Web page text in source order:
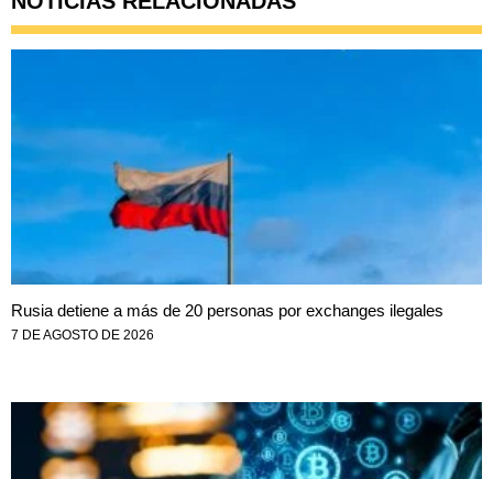
Rusia detiene a más de 20 personas por exchanges ilegales
7 DE AGOSTO DE 2026